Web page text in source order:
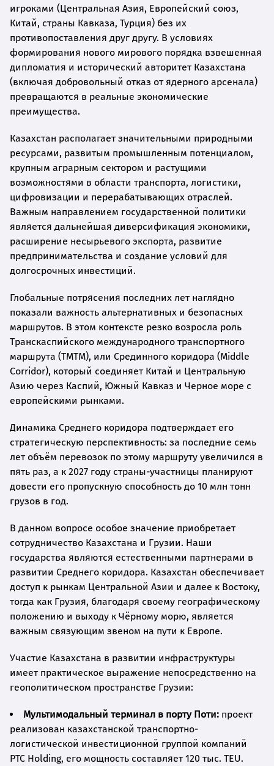
игроками (Центральная Азия, Европейский союз,
Китай, страны Кавказа, Турция) без их
противопоставления друг другу. В условиях
формирования нового мирового порядка взвешенная
дипломатия и исторический авторитет Казахстана
(включая добровольный отказ от ядерного арсенала)
превращаются в реальные экономические
преимущества.
Казахстан располагает значительными природными
ресурсами, развитым промышленным потенциалом,
крупным аграрным сектором и растущими
возможностями в области транспорта, логистики,
цифровизации и перерабатывающих отраслей.
Важным направлением государственной политики
является дальнейшая диверсификация экономики,
расширение несырьевого экспорта, развитие
предпринимательства и создание условий для
долгосрочных инвестиций.
Глобальные потрясения последних лет наглядно
показали важность альтернативных и безопасных
маршрутов. В этом контексте резко возросла роль
Транскаспийского международного транспортного
маршрута (ТМТМ), или Срединного коридора (Middle
Corridor), который соединяет Китай и Центральную
Азию через Каспий, Южный Кавказ и Черное море с
европейскими рынками.
Динамика Среднего коридора подтверждает его
стратегическую перспективность: за последние семь
лет объём перевозок по этому маршруту увеличился в
пять раз, а к 2027 году страны-участницы планируют
довести его пропускную способность до 10 млн тонн
грузов в год.
В данном вопросе особое значение приобретает
сотрудничество Казахстана и Грузии. Наши
государства являются естественными партнерами в
развитии Среднего коридора. Казахстан обеспечивает
доступ к рынкам Центральной Азии и далее к Востоку,
тогда как Грузия, благодаря своему географическому
положению и выходу к Чёрному морю, является
важным связующим звеном на пути к Европе.
Участие Казахстана в развитии инфраструктуры
имеет практическое выражение непосредственно на
геополитическом пространстве Грузии:
Мультимодальный терминал в порту Поти: проект
реализован казахстанской транспортно-
логистической инвестиционной группой компаний
PTC Holding, его мощность составляет 120 тыс. TEU.